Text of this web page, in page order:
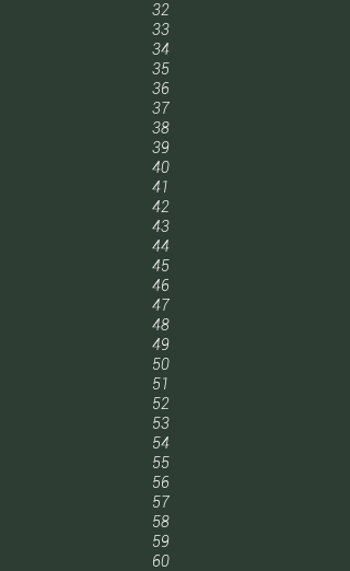
32
33
34
35
36
37
38
39
40
41
42
43
44
45
46
47
48
49
50
51
52
53
54
55
56
57
58
59
60